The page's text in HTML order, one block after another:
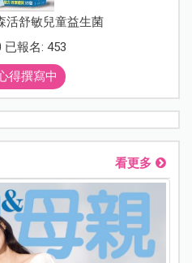
活舒敏兒童益生菌
已報名: 453
得撰寫中
看更多